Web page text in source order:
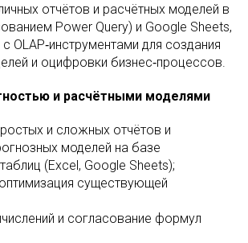
отчётов и расчётных моделей в
Power Query) и Google Sheets,
OLAP‑инструментами для создания
и оцифровки бизнес‑процессов.
и расчётными моделями
и сложных отчётов и
моделей на базе
(Excel, Google Sheets);
существующей
и согласование формул